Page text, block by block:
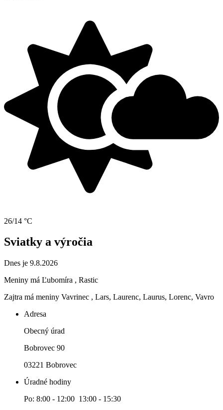
26/14 °C
Sviatky a výročia
Dnes je 9.8.2026
Meniny má Ľubomíra , Rastic
Zajtra má meniny Vavrinec , Lars, Laurenc, Laurus, Lorenc, Vavro
Adresa
Obecný úrad
Bobrovec 90
03221 Bobrovec
Úradné hodiny
Po: 8:00 - 12:00 13:00 - 15:30